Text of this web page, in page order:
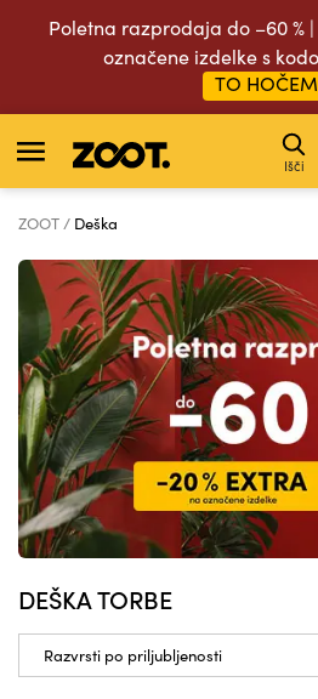
Poletna razprodaja do –60 %
označene izdelke s
TO HOČEM
Išči
ZOOT Deška
DEŠKA TORBE